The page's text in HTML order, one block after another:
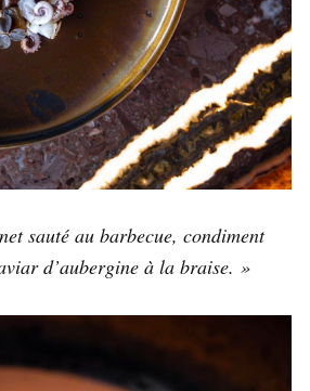
sauté au barbecue, condiment
d’aubergine à la braise. »